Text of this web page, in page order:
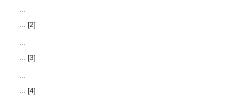
... [2]
... [3]
... [4]